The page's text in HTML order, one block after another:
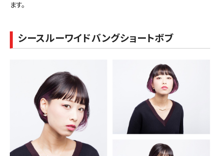
ます。
シースルーワイドバングショートボブ